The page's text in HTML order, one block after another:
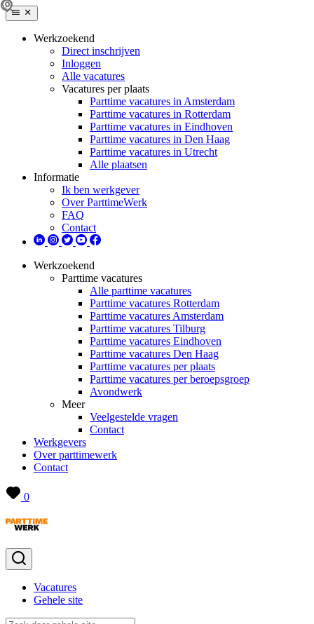
Werkzoekend
Direct inschrijven
Inloggen
Alle vacatures
Vacatures per plaats
Parttime vacatures in Amsterdam
Parttime vacatures in Rotterdam
Parttime vacatures in Eindhoven
Parttime vacatures in Den Haag
Parttime vacatures in Utrecht
Alle plaatsen
Informatie
Ik ben werkgever
Over ParttimeWerk
FAQ
Contact
Werkzoekend
Parttime vacatures
Alle parttime vacatures
Parttime vacatures Rotterdam
Parttime vacatures Amsterdam
Parttime vacatures Tilburg
Parttime vacatures Eindhoven
Parttime vacatures Den Haag
Parttime vacatures per plaats
Parttime vacatures per beroepsgroep
Avondwerk
Meer
Veelgestelde vragen
Contact
Werkgevers
Over parttimewerk
Contact
0
Vacatures
Gehele site